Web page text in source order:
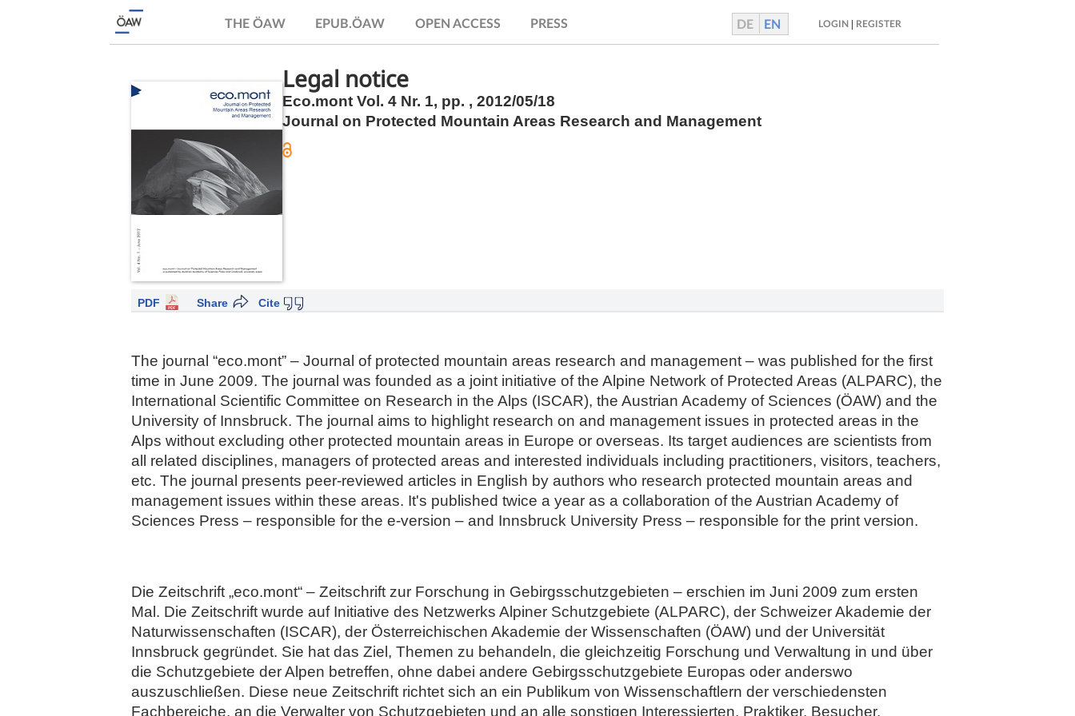
THE ÖAW EPUB.ÖAW OPEN ACCESS PRESS DE EN LOGIN REGISTER
Legal notice
Eco.mont Vol. 4 Nr. 1, pp. , 2012/05/18
Journal on Protected Mountain Areas Research and Management
PDF Cite
Share
The journal “eco.mont” – Journal of protected mountain areas research and management – was published for the first
time in June 2009. The journal was founded as a joint initiative of the Alpine Network of Protected Areas (ALPARC), the
International Scientific Committee on Research in the Alps (ISCAR), the Austrian Academy of Sciences (ÖAW) and the
University of Innsbruck. The journal aims to highlight research on and management issues in protected areas in the
Alps without excluding other protected mountain areas in Europe or overseas. Its target audiences are scientists from
all related disciplines, managers of protected areas and interested individuals including practitioners, visitors, teachers,
etc. The journal presents peer-reviewed articles in English by authors who research protected mountain areas and
management issues within these areas. It's published twice a year as a collaboration of the Austrian Academy of
Sciences Press – responsible for the e-version – and Innsbruck University Press – responsible for the print version.
Die Zeitschrift „eco.mont“ – Zeitschrift zur Forschung in Gebirgsschutzgebieten – erschien im Juni 2009 zum ersten
Mal. Die Zeitschrift wurde auf Initiative des Netzwerks Alpiner Schutzgebiete (ALPARC), der Schweizer Akademie der
Naturwissenschaften (ISCAR), der Österreichischen Akademie der Wissenschaften (ÖAW) und der Universität
Innsbruck gegründet. Sie hat das Ziel, Themen zu behandeln, die gleichzeitig Forschung und Verwaltung in und über
die Schutzgebiete der Alpen betreffen, ohne dabei andere Gebirgsschutzgebiete Europas oder anderswo
auszuschließen. Diese neue Zeitschrift richtet sich an ein Publikum von Wissenschaftlern der verschiedensten
Fachbereiche, an die Verwalter von Schutzgebieten und an alle sonstigen Interessierten, Praktiker, Besucher,